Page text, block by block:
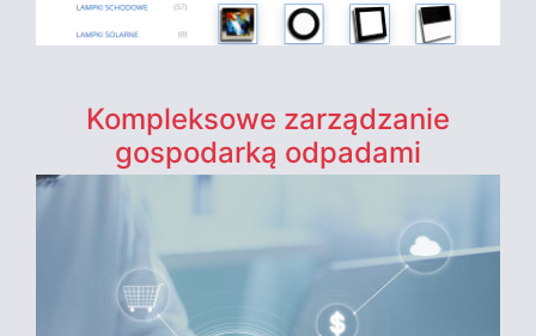
Kompleksowe zarządzanie
gospodarką odpadami